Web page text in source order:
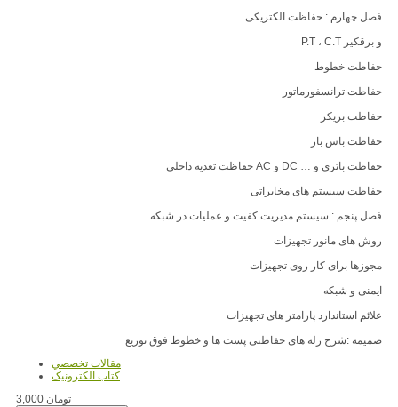
فصل چهارم : حفاظت الکتریکی
و برقکیر P.T ، C.T
حفاظت خطوط
حفاظت ترانسفورماتور
حفاظت بریکر
حفاظت باس بار
حفاظت باتری و … DC و AC حفاظت تغذیه داخلی
حفاظت سیستم های مخابراتی
فصل پنجم : سیستم مدیریت کفیت و عملیات در شبکه
روش های مانور تجهیزات
مجوزها برای کار روی تجهیزات
ایمنی و شبکه
علائم استاندارد پارامتر های تجهیزات
ضمیمه :شرح رله های حفاظتی پست ها و خطوط فوق توزیع
مقالات تخصصي
کتاب الکترونيک
3,000 تومان